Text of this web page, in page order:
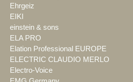
Ehrgeiz
EIKI
einstein & sons
ELA PRO
Elation Professional EUROPE
ELECTRIC CLAUDIO MERLO
Electro-Voice